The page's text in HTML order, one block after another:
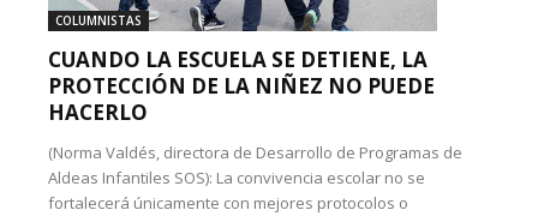
COLUMNISTAS
CUANDO LA ESCUELA SE DETIENE, LA
PROTECCIÓN DE LA NIÑEZ NO PUEDE
HACERLO
(Norma Valdés, directora de Desarrollo de Programas de
Aldeas Infantiles SOS): La convivencia escolar no se
fortalecerá únicamente con mejores protocolos o